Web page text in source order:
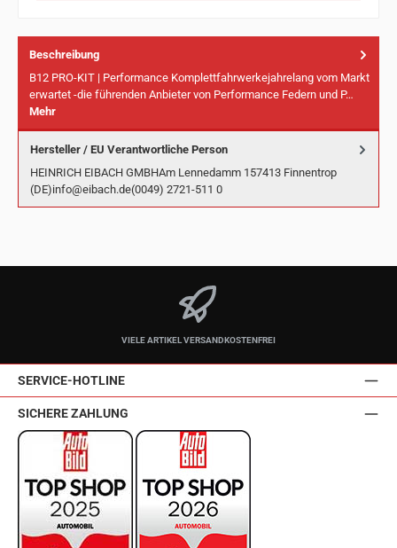
Beschreibung
B12 PRO-KIT | Performance Komplettfahrwerkejahrelang vom Markt
erwartet -die führenden Anbieter von Performance Federn und P…
Mehr
Hersteller / EU Verantwortliche Person
HEINRICH EIBACH GMBHAm Lennedamm 157413 Finnentrop
(DE)info@eibach.de(0049) 2721-511 0
VIELE ARTIKEL VERSANDKOSTENFREI
SERVICE-HOTLINE
SICHERE ZAHLUNG